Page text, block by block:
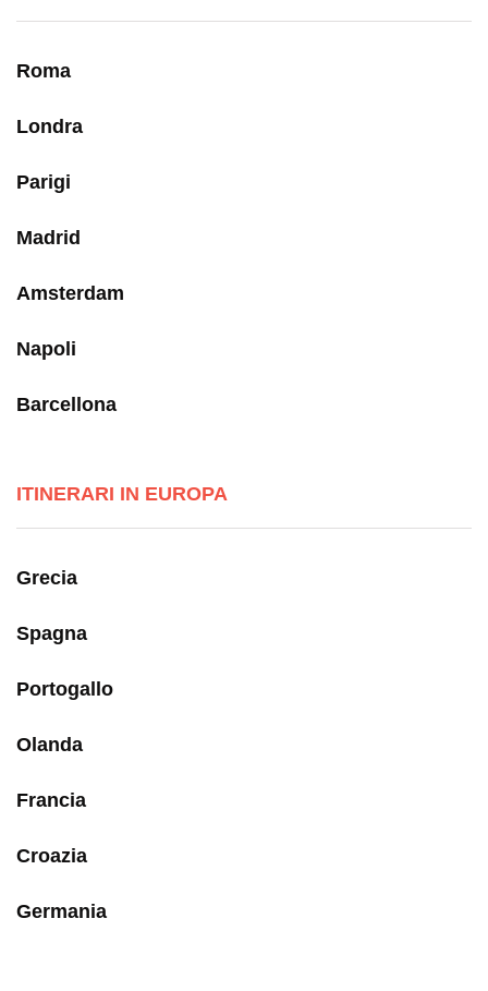
Roma
Londra
Parigi
Madrid
Amsterdam
Napoli
Barcellona
ITINERARI IN EUROPA
Grecia
Spagna
Portogallo
Olanda
Francia
Croazia
Germania